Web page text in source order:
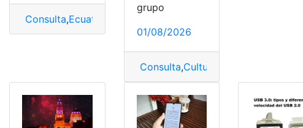
Consulta,Ecuatoriano
grupo
01/08/2026
Consulta,Cultura